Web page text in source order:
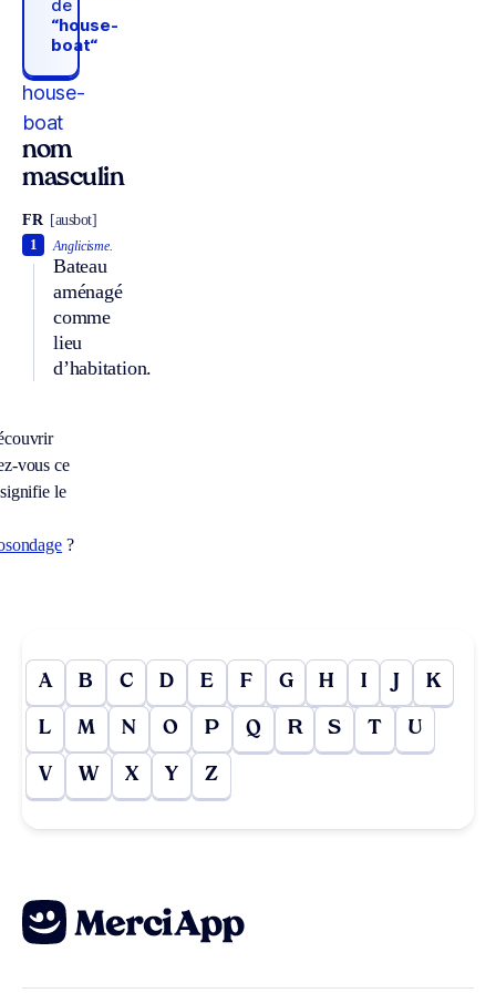
de
“house-
boat“
house-
boat
nom
masculin
FR [ausbot]
Anglicisme.
Bateau
aménagé
comme
lieu
d’habitation.
1
vous ce
le
?
A B C D E F G H I J K
L M N O P Q R S T U
V W X Y Z